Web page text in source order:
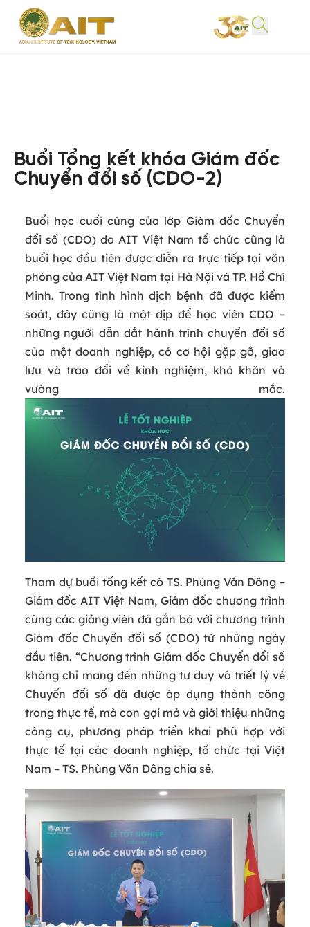
Buổi Tổng kết khóa Giám đốc
Chuyển đổi số (CDO-2)
Buổi học cuối cùng của lớp Giám đốc Chuyển
đổi số (CDO) do AIT Việt Nam tổ chức cũng là
buổi học đầu tiên được diễn ra trực tiếp tại văn
phòng của AIT Việt Nam tại Hà Nội và TP. Hồ Chí
Minh. Trong tình hình dịch bệnh đã được kiểm
soát, đây cũng là một dịp để học viên CDO –
những người dẫn dắt hành trình chuyển đổi số
của một doanh nghiệp, có cơ hội gặp gỡ, giao
lưu và trao đổi về kinh nghiệm, khó khăn và
vướng mắc.
Tham dự buổi tổng kết có TS. Phùng Văn Đông –
Giám đốc AIT Việt Nam, Giám đốc chương trình
cùng các giảng viên đã gắn bó với chương trình
Giám đốc Chuyển đổi số (CDO) từ những ngày
đầu tiên. “Chương trình Giám đốc Chuyển đổi số
không chỉ mang đến những tư duy và triết lý về
Chuyển đổi số đã được áp dụng thành công
trong thực tế, mà con gợi mở và giới thiệu những
công cụ, phương pháp triển khai phù hợp với
thực tế tại các doanh nghiệp, tổ chức tại Việt
Nam – TS. Phùng Văn Đông chia sẻ.